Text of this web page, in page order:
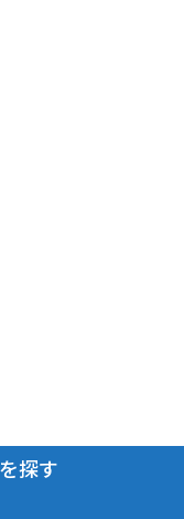
探す